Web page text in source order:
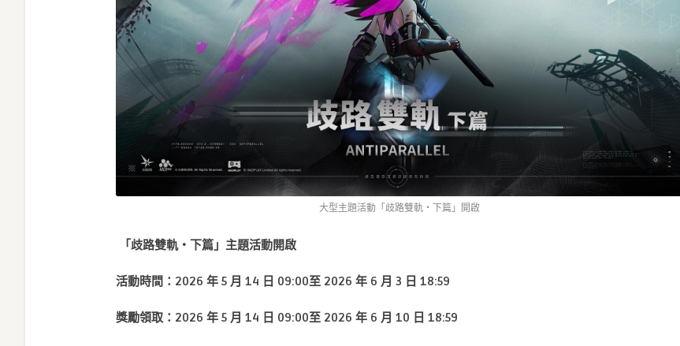
大型主題活動「歧路雙軌・下篇」開啟
「歧路雙軌・下篇」主題活動開啟
活動時間：2026 年 5 月 14 日 09:00至 2026 年 6 月 3 日 18:59
獎勵領取：2026 年 5 月 14 日 09:00至 2026 年 6 月 10 日 18:59